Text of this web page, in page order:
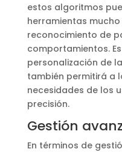
estos algoritmos
herramientas
reconocimiento de
comportamientos.
personalización de
también permitirá a
necesidades de los
precisión.
Gestión
En términos de